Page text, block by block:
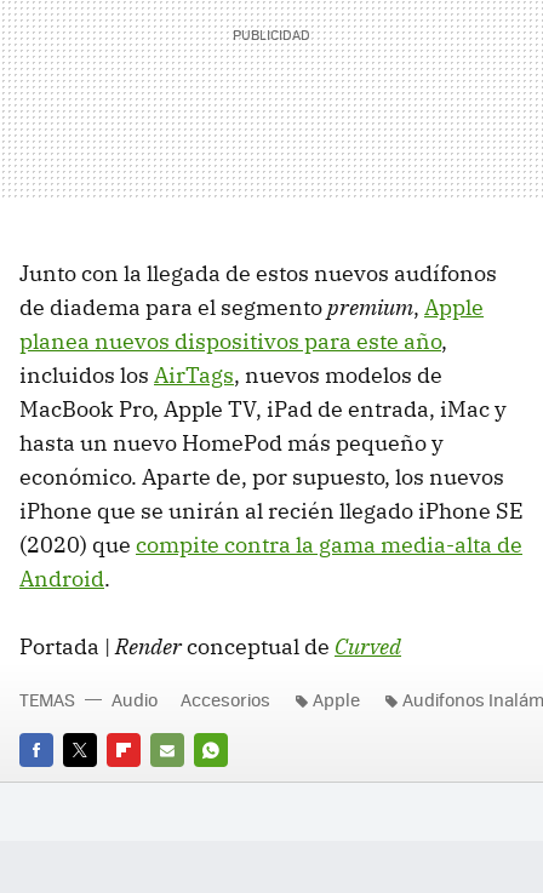
Junto con la llegada de estos nuevos audífonos
de diadema para el segmentopremium, Apple
planea nuevos dispositivos para este año,
incluidos los AirTags, nuevos modelos de
MacBook Pro, Apple TV, iPad de entrada, iMac y
hasta un nuevo HomePod más pequeño y
económico. Aparte de, por supuesto, los nuevos
iPhone que se unirán al recién llegado iPhone SE
(2020) que compite contra la gama media-alta de
Android.
Portada |Renderconceptual de Curved
FACEBOOK
TWITTERFLIPBOARD
E-
WHATSAPP
TEMAS Audio Accesorios Apple Audifonos